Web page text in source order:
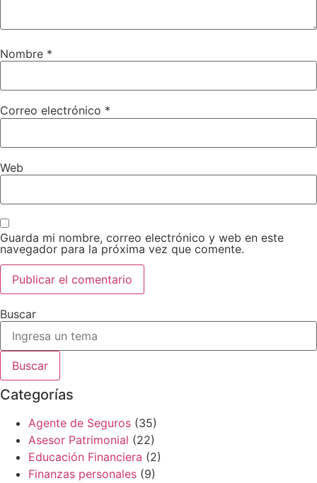
Nombre *
Correo electrónico *
Web
Guarda mi nombre, correo electrónico y web en este
navegador para la próxima vez que comente.
Buscar
Buscar
Categorías
Agente de Seguros (35)
Asesor Patrimonial (22)
Educación Financiera (2)
Finanzas personales (9)